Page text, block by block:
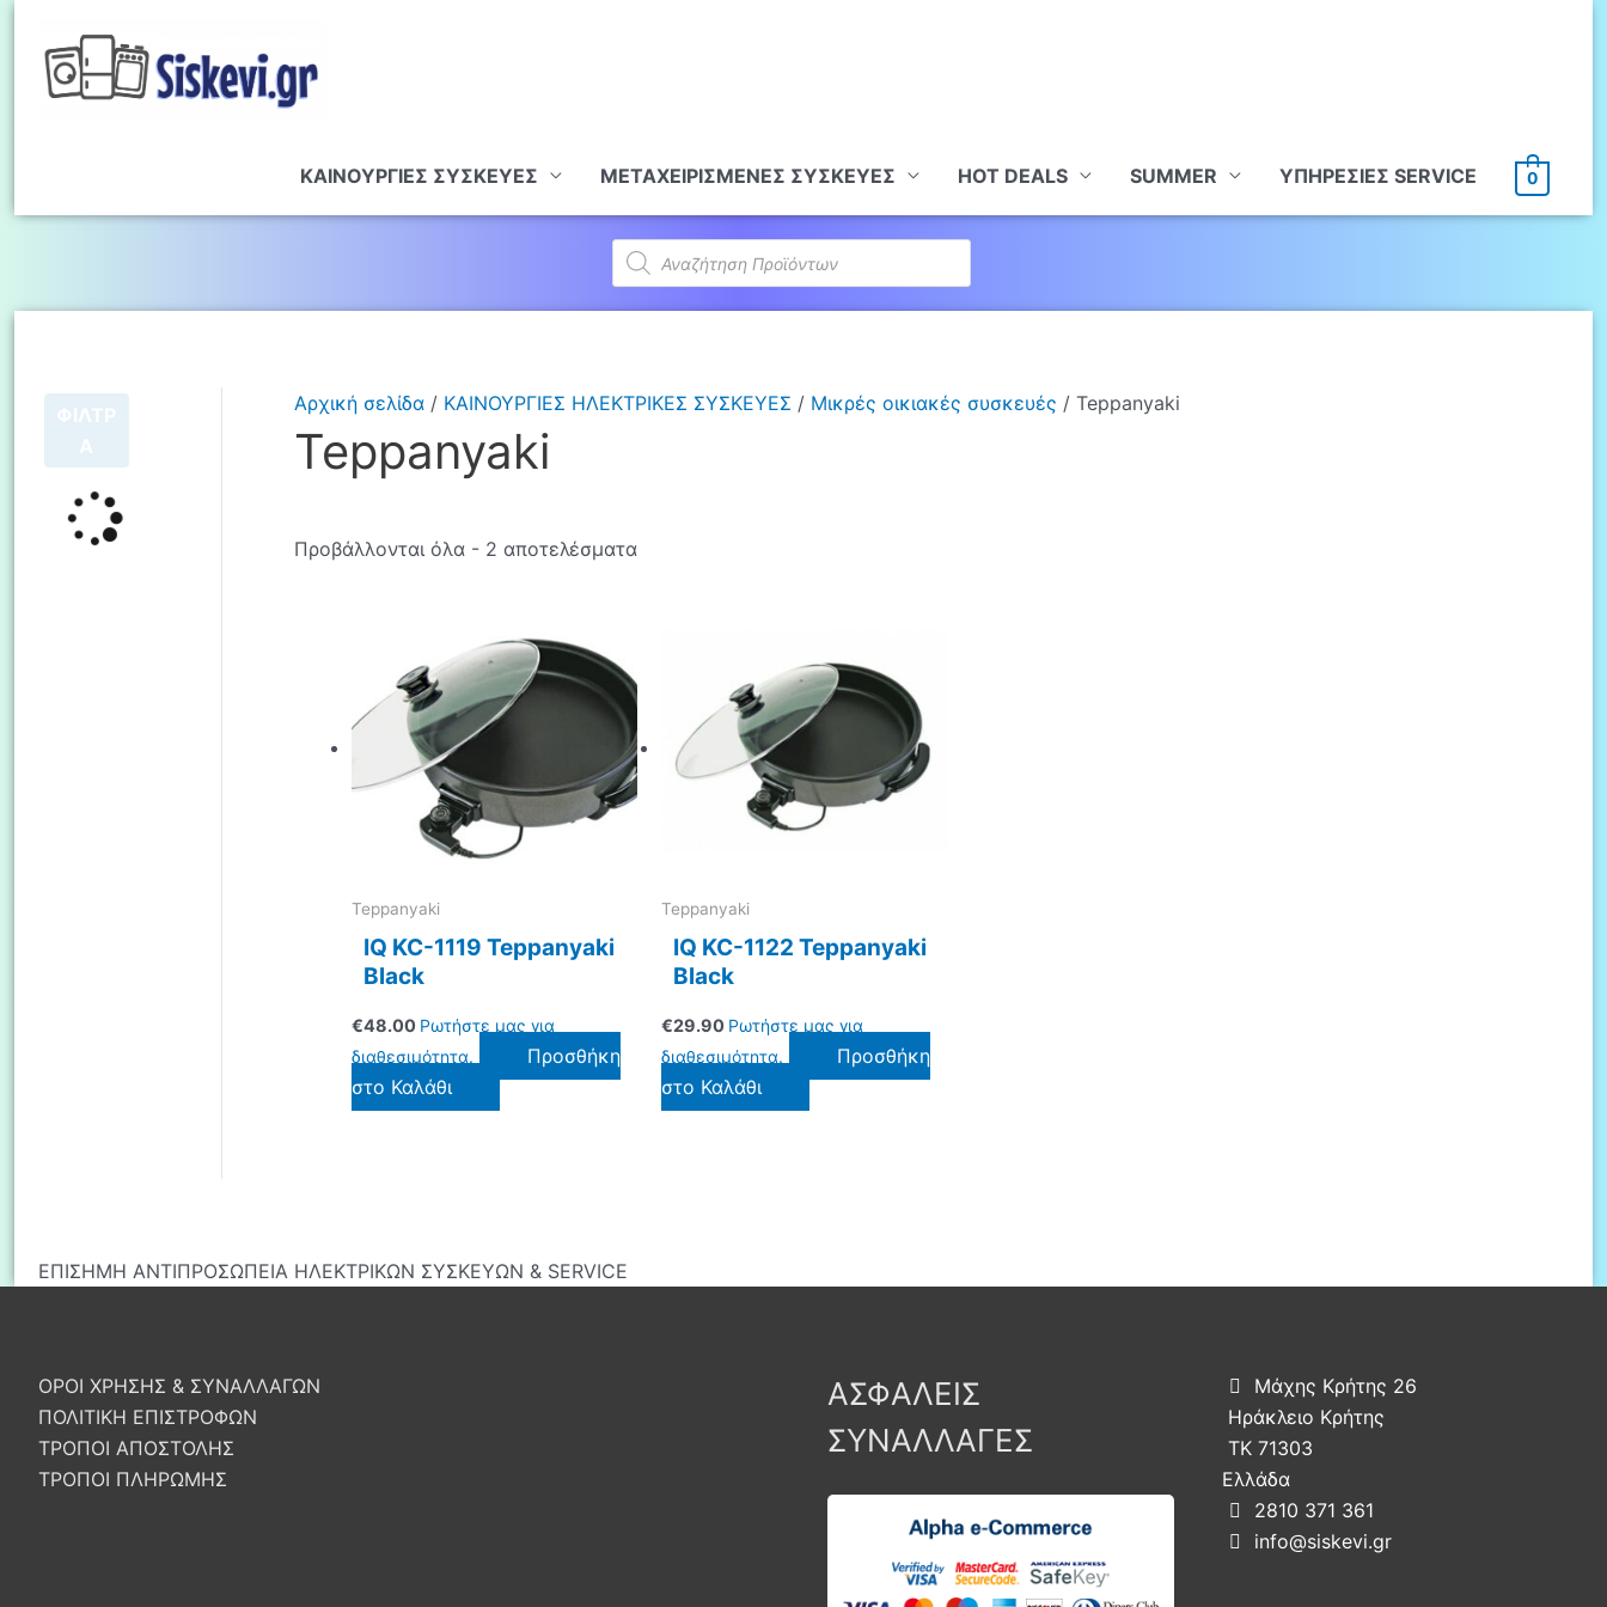
ΚΑΙΝΟΥΡΓΙΕΣ ΣΥΣΚΕΥΕΣ ΜΕΤΑΧΕΙΡΙΣΜΕΝΕΣ ΣΥΣΚΕΥΕΣ HOT DEALS SUMMER ΥΠHΡΕΣΙΕΣ SERVICE 0
Products
search
ΦΙΛΤΡ
Α
Αρχική σελίδα/ ΚΑΙΝΟΥΡΓΙΕΣ ΗΛΕΚΤΡΙΚΕΣ ΣΥΣΚΕΥΕΣ / Μικρές οικιακές συσκευές / Teppanyaki
Teppanyaki
Προβάλλονται όλα - 2 αποτελέσματα
Teppanyaki
IQ KC-1119 Teppanyaki
Black
€48.00 Ρωτήστε μας για
διαθεσιμότητα.
Προσθήκη
στο Καλάθι
Teppanyaki
IQ KC-1122 Teppanyaki
Black
€29.90 Ρωτήστε μας για
διαθεσιμότητα.
Προσθήκη
στο Καλάθι
ΕΠΙΣΗΜΗ ΑΝΤΙΠΡΟΣΩΠΕΙΑ ΗΛΕΚΤΡΙΚΩΝ ΣΥΣΚΕΥΩΝ & SERVICE
ΟΡΟΙ ΧΡΗΣΗΣ & ΣΥΝΑΛΛΑΓΩΝ
ΠΟΛΙΤΙΚΗ ΕΠΙΣΤΡΟΦΩΝ
ΤΡΟΠΟΙ ΑΠΟΣΤΟΛΗΣ
ΤΡΟΠΟΙ ΠΛΗΡΩΜΗΣ
ΑΣΦΑΛΕΙΣ
ΣΥΝΑΛΛΑΓΕΣ

Μάχης Κρήτης 26
Ηράκλειο Κρήτης
ΤΚ 71303
Ελλάδα
 2810 371 361
 info@siskevi.gr